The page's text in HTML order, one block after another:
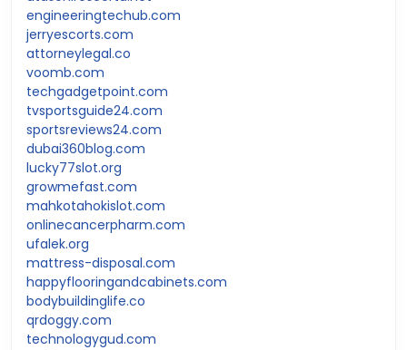
engineeringtechub.com
jerryescorts.com
attorneylegal.co
voomb.com
techgadgetpoint.com
tvsportsguide24.com
sportsreviews24.com
dubai360blog.com
lucky77slot.org
growmefast.com
mahkotahokislot.com
onlinecancerpharm.com
ufalek.org
mattress-disposal.com
happyflooringandcabinets.com
bodybuildinglife.co
qrdoggy.com
technologygud.com